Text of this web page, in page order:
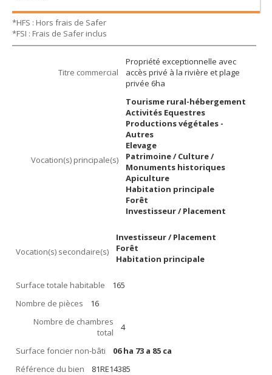
*HFS : Hors frais de Safer
*FSI : Frais de Safer inclus
Titre commercial
Propriété exceptionnelle avec
accès privé à la rivière et plage
privée 6ha
Vocation(s) principale(s)
Tourisme rural-hébergement
Activités Equestres
Productions végétales -
Autres
Elevage
Patrimoine / Culture /
Monuments historiques
Apiculture
Habitation principale
Forêt
Investisseur / Placement
Vocation(s) secondaire(s)
Investisseur / Placement
Forêt
Habitation principale
Surface totale habitable
165
Nombre de pièces
16
Nombre de chambres
total
4
Surface foncier non-bâti
06 ha 73 a 85 ca
Référence du bien
81RE14385